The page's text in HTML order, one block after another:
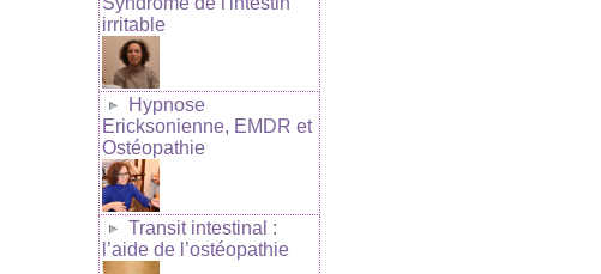
irritable
Hypnose
Ericksonienne, EMDR et
Ostéopathie
Transit intestinal :
l’aide de l’ostéopathie